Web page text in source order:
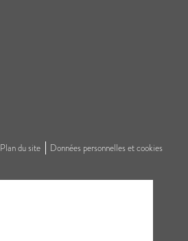
Plan du site Données personnelles et cookies